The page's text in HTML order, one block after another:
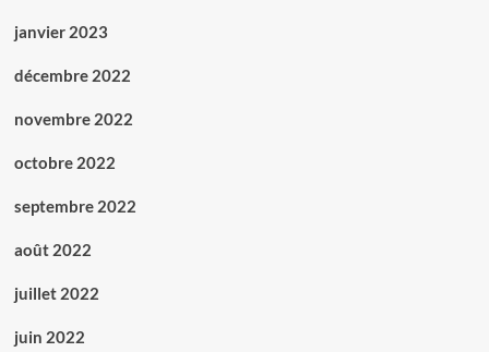
janvier 2023
décembre 2022
novembre 2022
octobre 2022
septembre 2022
août 2022
juillet 2022
juin 2022